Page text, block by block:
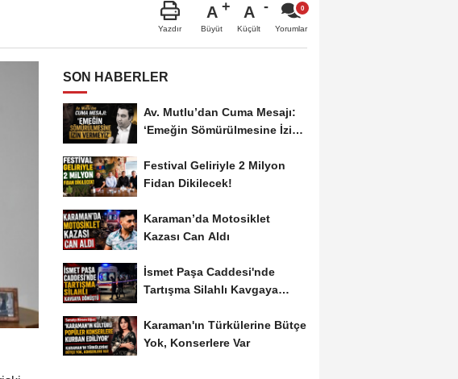
Yazdır
A
Büyüt
A
Küçült Yorumlar
SON HABERLER
Av. Mutlu’dan Cuma Mesajı:
‘Emeğin Sömürülmesine İzin
Festival Geliriyle 2 Milyon
Fidan Dikilecek!
Karaman’da Motosiklet
Kazası Can Aldı
İsmet Paşa Caddesi'nde
Tartışma Silahlı Kavgaya
Karaman'ın Türkülerine Bütçe
Yok, Konserlere Var